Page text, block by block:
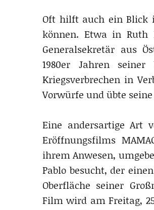
Oft hilft auch ein Blick
können. Etwa in Ruth
Generalsekretär aus
1980er Jahren
Kriegsverbrechen in
Vorwürfe und übte
Eine andersartige Art
Eröffnungsfilms
ihrem Anwesen,
Pablo besucht, der
Oberfläche seiner
Film wird am Freitag,